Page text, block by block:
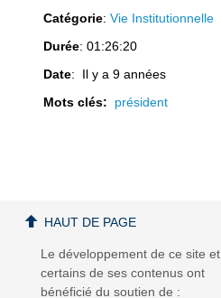
ii
Catégorie:Vie Institutionnelle
Durée: 01:26:20
Date: Il y a 9 années
Mots clés: président
Le développement de ce site et
certains de ses contenus ont
bénéficié du soutien de :
HAUT DE PAGE